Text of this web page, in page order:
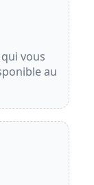
vous
au